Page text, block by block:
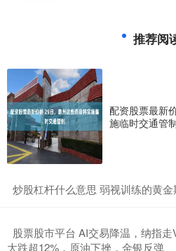
推荐阅
配资股票最新
施临时交通管
炒股杠杆什么意思 弱视训练的黄
股票股市平台 AI交易降温，纳指
大跌超12%，原油下挫，金银反弹